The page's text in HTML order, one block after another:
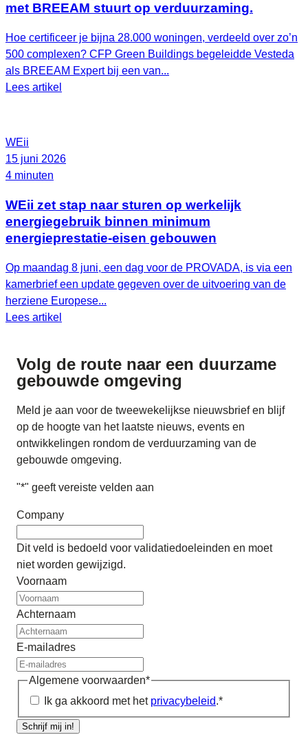
met BREEAM stuurt op verduurzaming.
Hoe certificeer je bijna 28.000 woningen, verdeeld over zo’n
500 complexen? CFP Green Buildings begeleidde Vesteda
als BREEAM Expert bij een van...
Lees artikel
WEii
15 juni 2026
4 minuten
WEii zet stap naar sturen op werkelijk
energiegebruik binnen minimum
energieprestatie-eisen gebouwen
Op maandag 8 juni, een dag voor de PROVADA, is via een
kamerbrief een update gegeven over de uitvoering van de
herziene Europese...
Lees artikel
Volg de route naar een duurzame
gebouwde omgeving
Meld je aan voor de tweewekelijkse nieuwsbrief en blijf
op de hoogte van het laatste nieuws, events en
ontwikkelingen rondom de verduurzaming van de
gebouwde omgeving.
"*" geeft vereiste velden aan
Company
Dit veld is bedoeld voor validatiedoeleinden en moet
niet worden gewijzigd.
Voornaam
Achternaam
E-mailadres
Algemene voorwaarden*
Ik ga akkoord met het privacybeleid.*
Schrijf mij in!